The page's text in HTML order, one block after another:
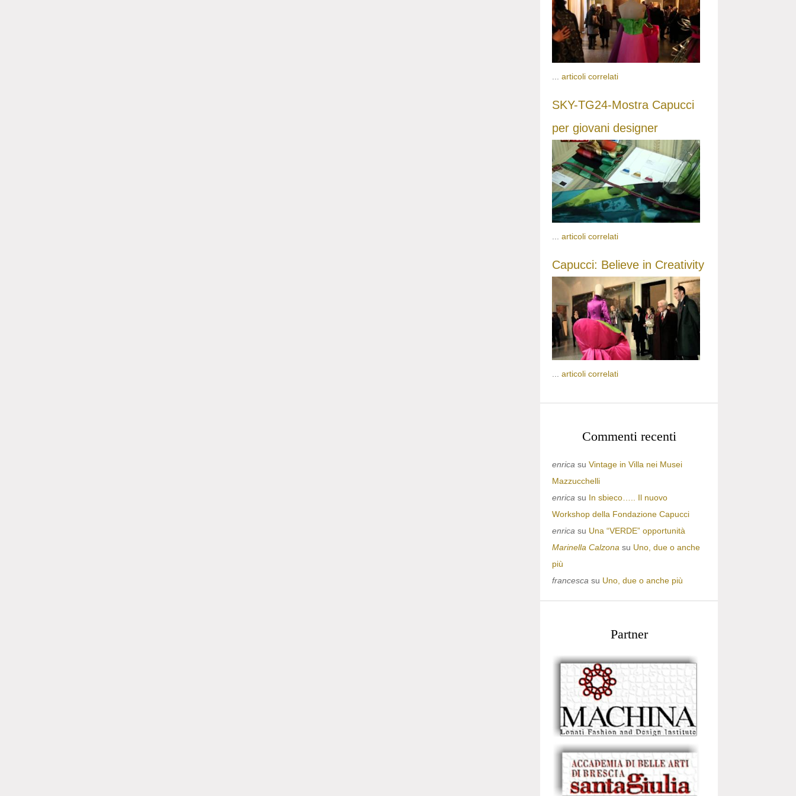
articoli correlati
SKY-TG24-Mostra Capucci
per giovani designer
... articoli correlati
Capucci: Believe in Creativity
articoli correlati
Commenti recenti
enrica su Vintage in Villa nei Musei
Mazzucchelli
enrica su In sbieco….. Il nuovo
Workshop della Fondazione Capucci
enrica su Una “VERDE” opportunità
Marinella Calzona su Uno, due o anche
più
francesca su Uno, due o anche più
Partner